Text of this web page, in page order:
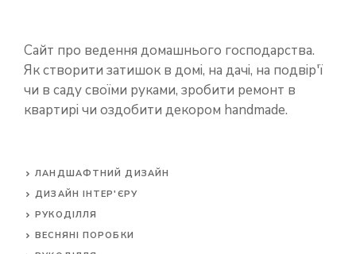
Сайт про ведення домашнього господарства.
Як створити затишок в домі, на дачі, на подвір'ї
чи в саду своїми руками, зробити ремонт в
квартирі чи оздобити декором handmade.
ЛАНДШАФТНИЙ ДИЗАЙН
ДИЗАЙН ІНТЕР'ЄРУ
РУКОДІЛЛЯ
ВЕСНЯНІ ПОРОБКИ